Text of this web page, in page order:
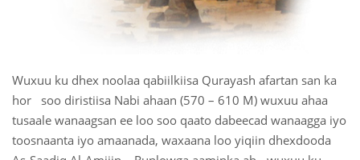
Wuxuu ku dhex noolaa qabiilkiisa Qurayash afartan san ka
hor soo diristiisa Nabi ahaan (570 – 610 M) wuxuu ahaa
tusaale wanaagsan ee loo soo qaato dabeecad wanaagga iyo
toosnaanta iyo amaanada, waxaana loo yiqiin dhexdooda